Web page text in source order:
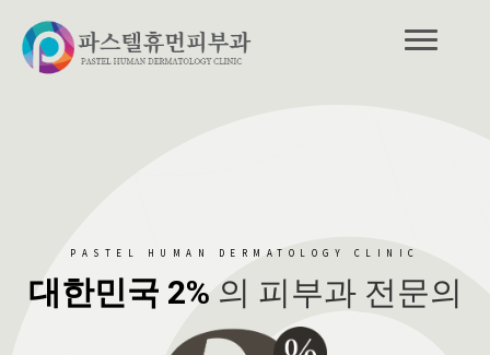
PASTEL HUMAN DERMATOLOGY CLINIC
대한민국 2% 의 피부과 전문의